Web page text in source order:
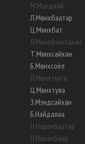
М.Мандхай
Л.Мөнхбаатар
Ц.Мөнхбат
Л.Мөнхбаясгалан
Т.Мөнхсайхан
Б.Мөнхсоёл
П.Мөнхтулга
Ц.Мөнхтуяа
З.Мэндсайхан
Б.Найдалаа
Н.Наранбаатар
П.Наранбаяр